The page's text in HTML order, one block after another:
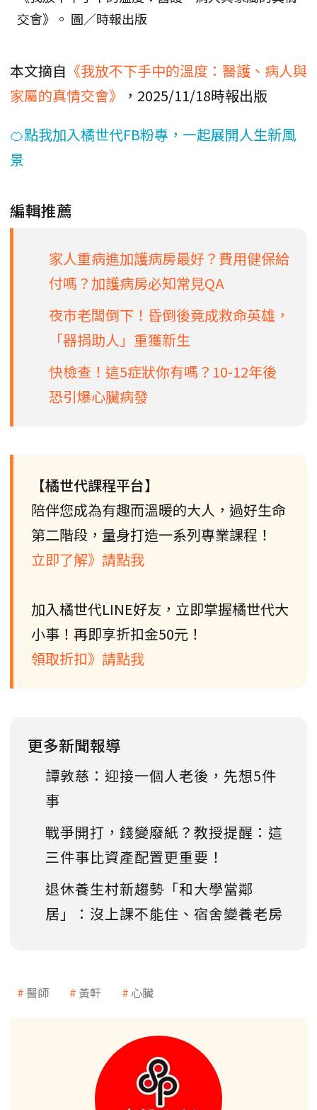
交會》。 圖／時報出版
本文摘自 《我放不下手中的溫度：醫護、病人與
家屬的真情交會》
，2025/11/18時報出版
🍊點我加入橘世代FB粉專，一起展開人生新風
景
編輯推薦
家人重病進加護病房最好？費用健保給
付嗎？加護病房必知常見QA
夜市老闆倒下！昏倒後竟成救命英雄，
「器捐助人」重獲新生
快檢查！這5症狀你有嗎？10-12年後
恐引爆心臟病發
【橘世代課程平台】
陪伴您成為有趣而溫暖的大人，過好生命
第二階段，量身打造一系列專業課程！
立即了解》請點我
加入橘世代LINE好友，立即掌握橘世代大
小事！再即享折扣金50元！
領取折扣》請點我
更多新聞報導
譚敦慈：迎接一個人老後，先想5件
事
戰爭開打，錢變廢紙？教授提醒：這
三件事比資產配置更重要！
退休養生村新趨勢「和大學當鄰
居」：沒上課不能住、宿舍變養老房
醫師 黃軒 心臟